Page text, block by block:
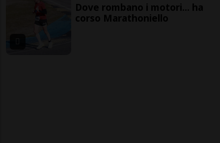
Dove rombano i motori... ha
corso Marathoniello